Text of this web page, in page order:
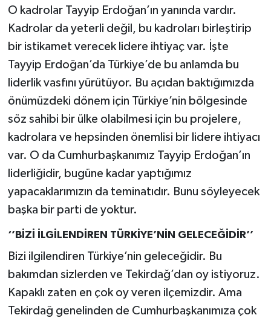
O kadrolar Tayyip Erdoğan’ın yanında vardır.
Kadrolar da yeterli değil, bu kadroları birleştirip
bir istikamet verecek lidere ihtiyaç var. İşte
Tayyip Erdoğan’da Türkiye’de bu anlamda bu
liderlik vasfını yürütüyor. Bu açıdan baktığımızda
önümüzdeki dönem için Türkiye’nin bölgesinde
söz sahibi bir ülke olabilmesi için bu projelere,
kadrolara ve hepsinden önemlisi bir lidere ihtiyacı
var. O da Cumhurbaşkanımız Tayyip Erdoğan’ın
liderliğidir, bugüne kadar yaptığımız
yapacaklarımızın da teminatıdır. Bunu söyleyecek
başka bir parti de yoktur.
‘’BİZİ İLGİLENDİREN TÜRKİYE’NİN GELECEĞİDİR’’
Bizi ilgilendiren Türkiye’nin geleceğidir. Bu
bakımdan sizlerden ve Tekirdağ’dan oy istiyoruz.
Kapaklı zaten en çok oy veren ilçemizdir. Ama
Tekirdağ genelinden de Cumhurbaşkanımıza çok